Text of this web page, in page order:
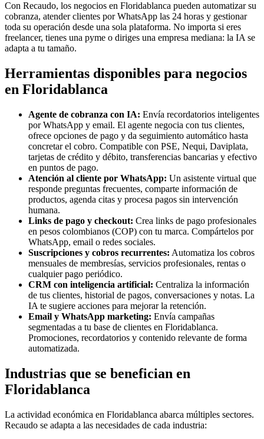
Con Recaudo, los negocios en Floridablanca pueden automatizar su
cobranza, atender clientes por WhatsApp las 24 horas y gestionar
toda su operación desde una sola plataforma. No importa si eres
freelancer, tienes una pyme o diriges una empresa mediana: la IA se
adapta a tu tamaño.
Herramientas disponibles para negocios
en Floridablanca
Agente de cobranza con IA: Envía recordatorios inteligentes
por WhatsApp y email. El agente negocia con tus clientes,
ofrece opciones de pago y da seguimiento automático hasta
concretar el cobro. Compatible con PSE, Nequi, Daviplata,
tarjetas de crédito y débito, transferencias bancarias y efectivo
en puntos de pago.
Atención al cliente por WhatsApp: Un asistente virtual que
responde preguntas frecuentes, comparte información de
productos, agenda citas y procesa pagos sin intervención
humana.
Links de pago y checkout: Crea links de pago profesionales
en pesos colombianos (COP) con tu marca. Compártelos por
WhatsApp, email o redes sociales.
Suscripciones y cobros recurrentes: Automatiza los cobros
mensuales de membresías, servicios profesionales, rentas o
cualquier pago periódico.
CRM con inteligencia artificial: Centraliza la información
de tus clientes, historial de pagos, conversaciones y notas. La
IA te sugiere acciones para mejorar la retención.
Email y WhatsApp marketing: Envía campañas
segmentadas a tu base de clientes en Floridablanca.
Promociones, recordatorios y contenido relevante de forma
automatizada.
Industrias que se benefician en
Floridablanca
La actividad económica en Floridablanca abarca múltiples sectores.
Recaudo se adapta a las necesidades de cada industria: